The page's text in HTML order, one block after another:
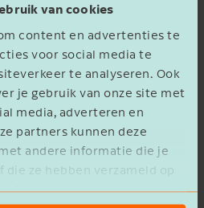
van cookies
content en advertenties te
voor social media te
te analyseren. Ook
je gebruik van onze site met
media, adverteren en
partners kunnen deze
andere informatie die je
die ze hebben verzameld op
hun services.